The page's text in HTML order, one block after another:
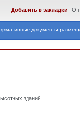
документы
Добавить в закладки О
зданий